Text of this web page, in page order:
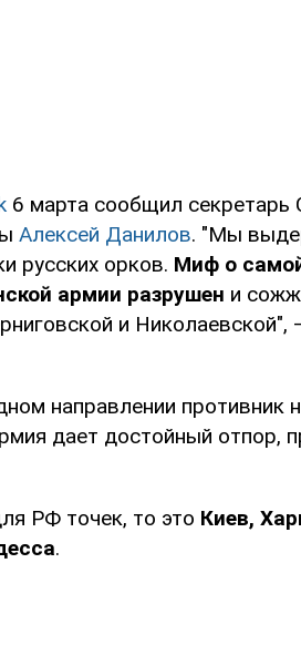
6 марта сообщил секретарь
Алексей Данилов. "Мы
русских орков. Миф о
армии разрушен и
и Николаевской",
направлении противник
дает достойный отпор,
РФ точек, то это Киев,
.